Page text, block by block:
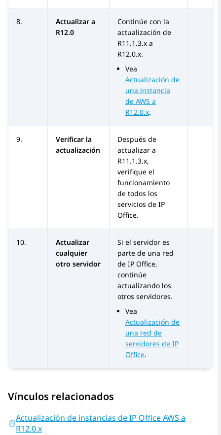
8.
Actualizar a
R12.0
Continúe con la
actualización de
R11.1.3.x a
R12.0.x.
Vea
Actualización de
una instancia
de AWS a
R12.0.x.
9.
Verificar la
actualización
Después de
actualizar a
R11.1.3.x,
verifique el
funcionamiento
de todos los
servicios de IP
Office.
10.
Actualizar
cualquier
otro servidor
Si el servidor es
parte de una red
de IP Office,
continúe
actualizando los
otros servidores.
Vea
Actualización de
una red de
servidores de IP
Office.
Vínculos relacionados
Actualización de instancias de IP Office AWS a
R12.0.x